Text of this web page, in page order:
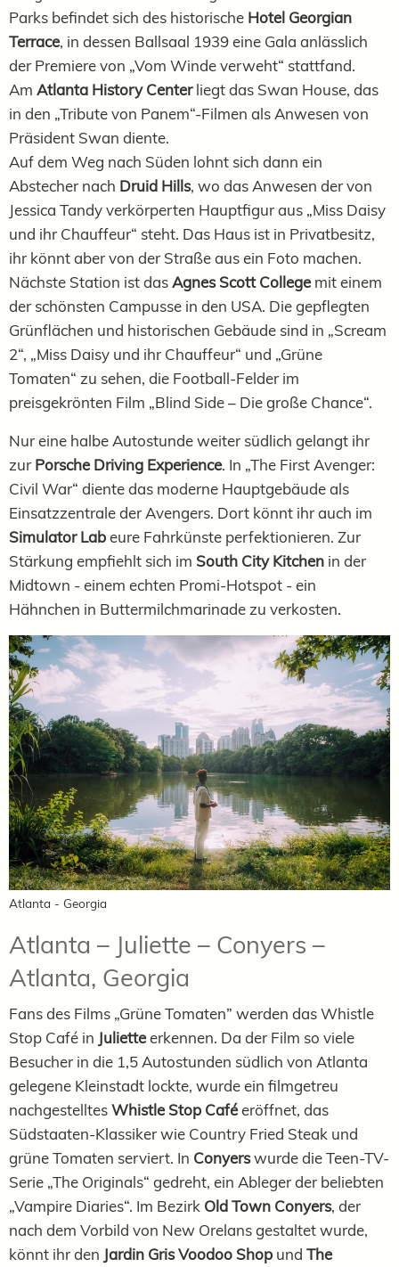
Parks befindet sich des historische Hotel Georgian
Terrace, in dessen Ballsaal 1939 eine Gala anlässlich
der Premiere von „Vom Winde verweht“ stattfand.
Am Atlanta History Centerliegt das Swan House, das
in den „Tribute von Panem“-Filmen als Anwesen von
Präsident Swan diente.
Auf dem Weg nach Süden lohnt sich dann ein
Abstecher nach Druid Hills, wo das Anwesen der von
Jessica Tandy verkörperten Hauptfigur aus „Miss Daisy
und ihr Chauffeur“ steht. Das Haus ist in Privatbesitz,
ihr könnt aber von der Straße aus ein Foto machen.
Nächste Station ist dasAgnes Scott Collegemit einem
der schönsten Campusse in den USA. Die gepflegten
Grünflächen und historischen Gebäude sind in „Scream
2“, „Miss Daisy und ihr Chauffeur“ und „Grüne
Tomaten“ zu sehen, die Football-Felder im
preisgekrönten Film „Blind Side – Die große Chance“.
Nur eine halbe Autostunde weiter südlich gelangt ihr
zur Porsche Driving Experience. In „The First Avenger:
Civil War“ diente das moderne Hauptgebäude als
Einsatzzentrale der Avengers. Dort könnt ihr auch im
Simulator Labeure Fahrkünste perfektionieren. Zur
Stärkung empfiehlt sich im South City Kitchen in der
Midtown - einem echten Promi-Hotspot - ein
Hähnchen in Buttermilchmarinade zu verkosten.
Atlanta - Georgia
Atlanta – Juliette – Conyers –
Atlanta, Georgia
Fans des Films „Grüne Tomaten” werden das Whistle
Stop Café in Julietteerkennen. Da der Film so viele
Besucher in die 1,5 Autostunden südlich von Atlanta
gelegene Kleinstadt lockte, wurde ein filmgetreu
nachgestelltesWhistle Stop Caféeröffnet, das
Südstaaten-Klassiker wie Country Fried Steak und
grüne Tomaten serviert. In Conyerswurde die Teen-TV-
Serie „The Originals“ gedreht, ein Ableger der beliebten
„Vampire Diaries“. Im Bezirk Old Town Conyers, der
nach dem Vorbild von New Orelans gestaltet wurde,
könnt ihr den Jardin Gris Voodoo Shop und The